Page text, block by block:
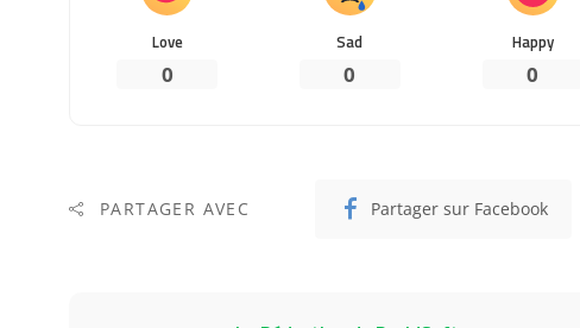
Love
0
Sad
0
Happy
0
PARTAGER AVEC Partager sur Facebook